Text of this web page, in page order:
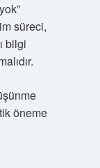
süreci,
bilgi
öneme